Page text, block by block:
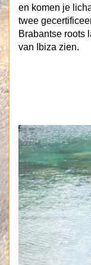
en komen je
twee
Brabantse roots
van Ibiza zien.